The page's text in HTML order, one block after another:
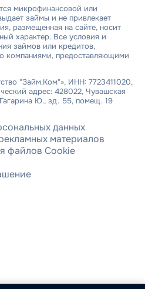
микрофинансовой или
займы и не привлекает
размещенная на сайте, носит
характер. Все условия и
займов или кредитов,
компаниями, предоставляющими
"Займ.Ком"», ИНН: 7723411020,
адрес: 428022, Чувашская
Ю., зд. 55, помещ. 19
данных
материалов
файлов Cookie